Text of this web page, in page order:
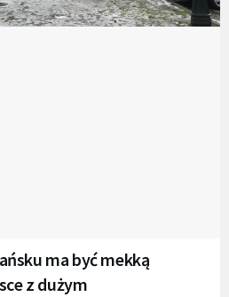
ma być mekką
z dużym